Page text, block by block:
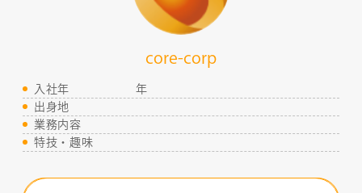
COMPANY
NEWS
core-corp
入社年
年
出身地
業務内容
特技・趣味